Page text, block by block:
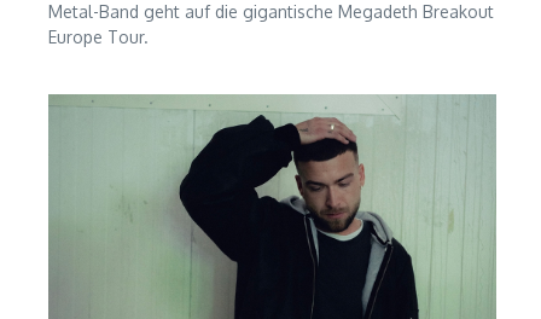
Metal-Band geht auf die gigantische Megadeth Breakout
Europe Tour.